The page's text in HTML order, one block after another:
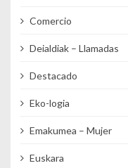
Comercio
Deialdiak – Llamadas
Destacado
Eko-logia
Emakumea – Mujer
Euskara